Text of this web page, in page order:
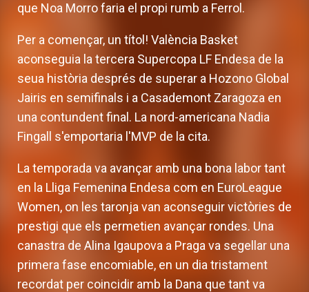
que Noa Morro faria el propi rumb a Ferrol.
Per a començar, un títol! València Basket
aconseguia la tercera Supercopa LF Endesa de la
seua història després de superar a Hozono Global
Jairis en semifinals i a Casademont Zaragoza en
una contundent final. La nord-americana Nadia
Fingall s'emportaria l'MVP de la cita.
La temporada va avançar amb una bona labor tant
en la Lliga Femenina Endesa com en EuroLeague
Women, on les taronja van aconseguir victòries de
prestigi que els permetien avançar rondes. Una
canastra de Alina Igaupova a Praga va segellar una
primera fase encomiable, en un dia tristament
recordat per coincidir amb la Dana que tant va